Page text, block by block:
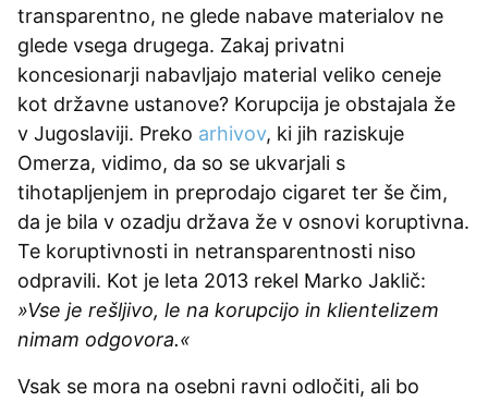
transparentno, ne glede nabave materialov ne
glede vsega drugega. Zakaj privatni
koncesionarji nabavljajo material veliko ceneje
kot državne ustanove? Korupcija je obstajala že
v Jugoslaviji. Preko arhivov, ki jih raziskuje
Omerza, vidimo, da so se ukvarjali s
tihotapljenjem in preprodajo cigaret ter še čim,
da je bila v ozadju država že v osnovi koruptivna.
Te koruptivnosti in netransparentnosti niso
odpravili. Kot je leta 2013 rekel Marko Jaklič:
»Vse je rešljivo, le na korupcijo in klientelizem
nimam odgovora.«
Vsak se mora na osebni ravni odločiti, ali bo